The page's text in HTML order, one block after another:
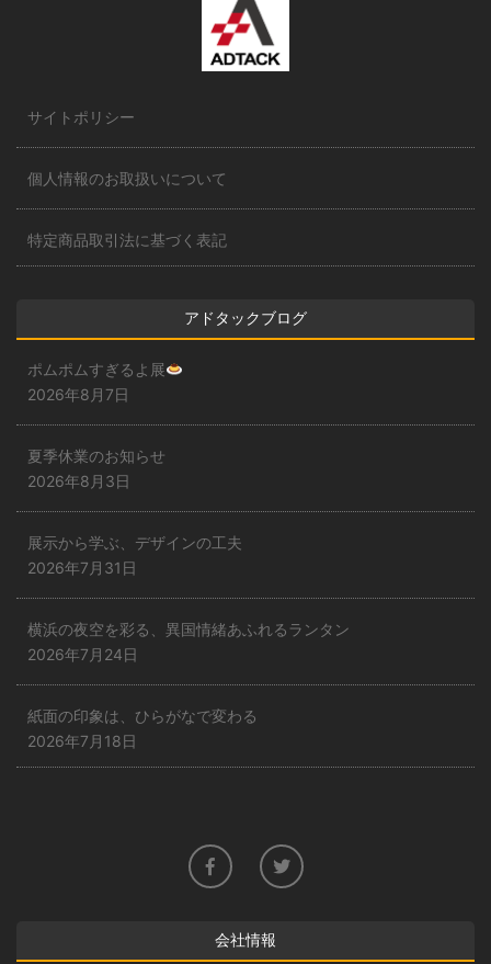
サイトポリシー
個人情報のお取扱いについて
特定商品取引法に基づく表記
アドタックブログ
ポムポムすぎるよ展
2026年8月7日
夏季休業のお知らせ
2026年8月3日
展示から学ぶ、デザインの工夫
2026年7月31日
横浜の夜空を彩る、異国情緒あふれるランタン
2026年7月24日
紙面の印象は、ひらがなで変わる
2026年7月18日
会社情報